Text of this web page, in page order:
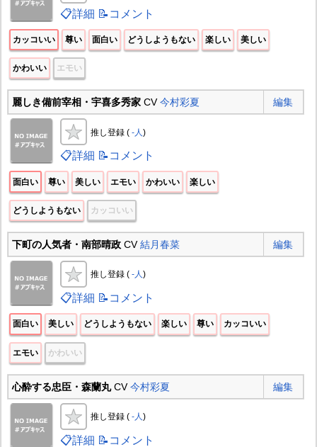
📋詳細 📝コメント
カッコいい 尊い 面白い どうしようもない 楽しい 美しい
かわいい エモい
麗しき備前宰相・宇喜多秀家CV今村彩夏 編集
推し登録 ( -人 )
📋詳細 📝コメント
面白い 尊い 美しい エモい かわいい 楽しい
どうしようもない カッコいい
下町の人気者・南部晴政CV結月春菜 編集
推し登録 ( -人)
📋詳細 📝コメント
面白い 美しい どうしようもない 楽しい 尊い カッコいい
エモい かわいい
心酔する忠臣・森蘭丸CV今村彩夏 編集
推し登録 ( -人)
📋詳細 📝コメント